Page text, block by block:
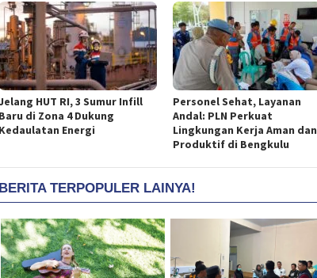
HUT RI, 3 Sumur Infill
Baru di Zona 4 Dukung
Kedaulatan Energi
Personel Sehat, Layanan
Andal: PLN Perkuat
Lingkungan Kerja Aman dan
Produktif di Bengkulu